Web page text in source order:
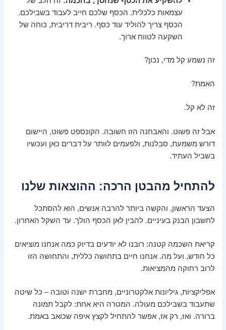
עצמאות כלכלית. הכסף שלכם חייב לעבוד בשבילכם.
הכסף צריך להוליד עוד כסף. ריבית דריבית, כוחה של
השקעה לטווח ארוך.
זה נשמע קל מדי, נכון?
האמת?
זה לא קל.
אבל זה פשוט. והאבחנה הזו חשובה. הקונספט פשוט, היישום
דורש משמעת, סבלנות, ולפעמים לוותר על דברים כאן ועכשיו
בשביל העתיד.
להתחיל מהבטן הרכה: ההוצאות שלנו
הצעד הראשון, והקשה ביותר להרבה אנשים, הוא להסתכל
לחשבון הבנק בעיניים. להבין לאן הכסף הולך. עד השקל האחרון.
קריאת השכמה קטנה: רובנו לא יודעים בדיוק כמה אנחנו מוציאים
כל חודש, ועל מה. אנחנו חיים בתחושה כללית, והתחושה הזו
לרוב רחוקה מהמציאות.
אפליקציות, גיליונות אלקטרוניים, מחברת ישנה וטובה – כל שיטה
שתעבוד בשבילכם מעולה. המטרה היא אחת: לקבל תמונה
ברורה. ואז, רק אז, אפשר להתחיל לקצץ איפה שכואב באמת.